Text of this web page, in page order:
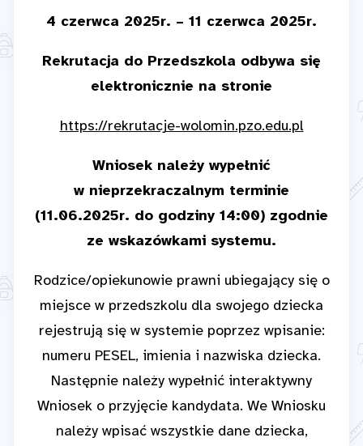
4 czerwca 2025r. – 11 czerwca 2025r.
Rekrutacja do Przedszkola odbywa się
elektronicznie na stronie
https://rekrutacje-wolomin.pzo.edu.pl
Wniosek należy wypełnić
w nieprzekraczalnym terminie
(11.06.2025r. do godziny 14:00) zgodnie
ze wskazówkami systemu.
Rodzice/opiekunowie prawni ubiegający się o
miejsce w przedszkolu dla swojego dziecka
rejestrują się w systemie poprzez wpisanie:
numeru PESEL, imienia i nazwiska dziecka.
Następnie należy wypełnić interaktywny
Wniosek o przyjęcie kandydata. We Wniosku
należy wpisać wszystkie dane dziecka,